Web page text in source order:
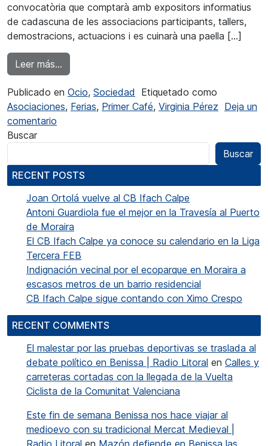
convocatòria que comptarà amb expositors informatius
de cadascuna de les associacions participants, tallers,
demostracions, actuacions i es cuinarà una paella […]
Leer más…
Publicado en Ocio, Sociedad
Etiquetado como
Asociaciones, Ferias, Primer Café, Virginia Pérez Deja un
comentario
Buscar
Buscar
RECENT POSTS
Joan Ortolá vuelve al CB Ifach Calpe
Antoni Guardiola fue el mejor en la Travesía al Puerto
de Moraira
El CB Ifach Calpe ya conoce su calendario en la Liga
Tercera FEB
Indignación vecinal por el ecoparque en Moraira a
escasos metros de un barrio residencial
CB Ifach Calpe sigue contando con Ximo Crespo
RECENT COMMENTS
El malestar por las pruebas deportivas se traslada al
debate político en Benissa | Radio Litoral en Calles y
carreteras cortadas con la llegada de la Vuelta
Ciclista de la Comunitat Valenciana
Este fin de semana Benissa nos hace viajar al
medioevo con su tradicional Mercat Medieval |
Radio Litoral en Mazón defiende en Benissa las